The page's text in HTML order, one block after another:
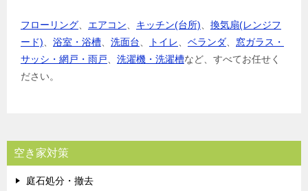
フローリング エアコン キッチン(台所)
換気扇(レンジフ
ード)
浴室・浴槽 洗面台 トイレ ベランダ
窓ガラス・
サッシ・網戸・雨戸
洗濯機・洗濯槽など、すべてお任せく
ださい。
空き家対策
庭石処分・撤去